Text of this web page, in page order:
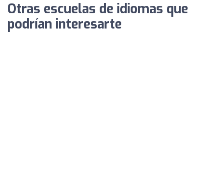
Otras escuelas de idiomas que
podrían interesarte